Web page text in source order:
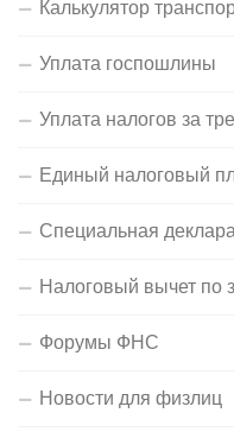
Калькулятор
Уплата госпошлины
Уплата налогов за
Единый налоговый
Специальная
Налоговый вычет по
Форумы ФНС
Новости для физлиц